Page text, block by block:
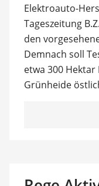
Elektroauto-
Tageszeitung
den
Demnach soll
etwa 300
Grünheide